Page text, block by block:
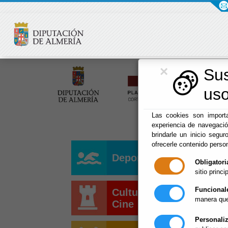
×
Las cookies son
experiencia de
brindarle un inicio
ofrecerle contenido
sitio
manera
Deportes
Cultura y
Cine